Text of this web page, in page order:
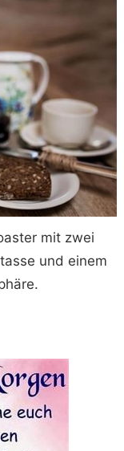
mit zwei
und einem